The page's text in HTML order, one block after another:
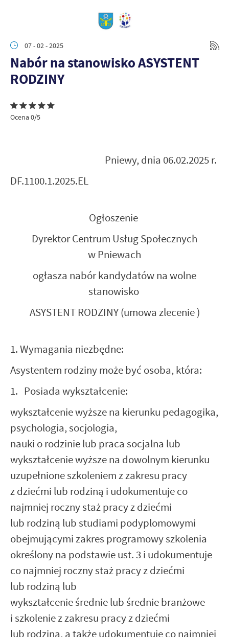
07 - 02 - 2025
Nabór na stanowisko ASYSTENT
RODZINY
Ocena 0/5
Pniewy, dnia 06.02.2025 r.
DF.1100.1.2025.EL
Ogłoszenie
Dyrektor Centrum Usług Społecznych
w Pniewach
ogłasza nabór kandydatów na wolne
stanowisko
ASYSTENT RODZINY (umowa zlecenie )
1. Wymagania niezbędne:
Asystentem rodziny może być osoba, która:
1. Posiada wykształcenie:
wykształcenie wyższe na kierunku pedagogika,
psychologia, socjologia,
nauki o rodzinie lub praca socjalna lub
wykształcenie wyższe na dowolnym kierunku
uzupełnione szkoleniem z zakresu pracy
z dziećmi lub rodziną i udokumentuje co
najmniej roczny staż pracy z dziećmi
lub rodziną lub studiami podyplomowymi
obejmującymi zakres programowy szkolenia
określony na podstawie ust. 3 i udokumentuje
co najmniej roczny staż pracy z dziećmi
lub rodziną lub
wykształcenie średnie lub średnie branżowe
i szkolenie z zakresu pracy z dziećmi
lub rodziną, a także udokumentuje co najmniej